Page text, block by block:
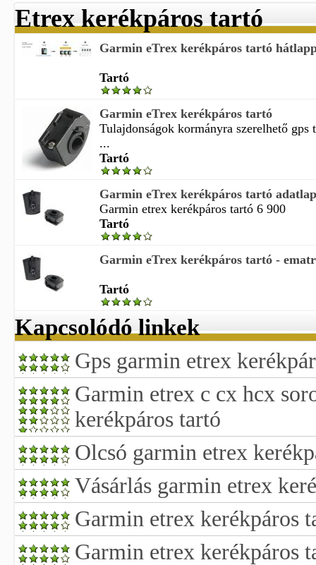
Etrex kerékpáros tartó
Garmin eTrex kerékpáros tartó
Tartó
Garmin eTrex kerékpáros tartó
Tulajdonságok kormányra szerelhető gps
...
Tartó
Garmin eTrex kerékpáros tartó
Garmin etrex kerékpáros tartó 6 900
Tartó
Garmin eTrex kerékpáros tartó -
Tartó
Kapcsolódó linkek
Gps garmin etrex
Garmin etrex c cx hcx
kerékpáros tartó
Olcsó garmin etrex
Vásárlás garmin etrex
Garmin etrex kerékpáros
Garmin etrex kerékpáros